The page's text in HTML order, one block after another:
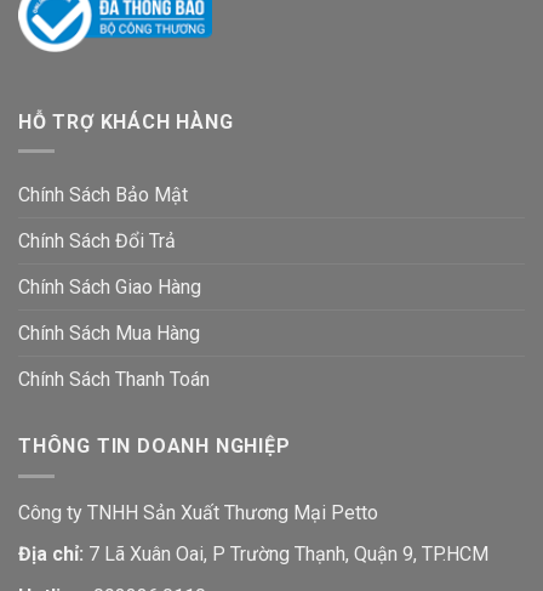
HỖ TRỢ KHÁCH HÀNG
Chính Sách Bảo Mật
Chính Sách Đổi Trả
Chính Sách Giao Hàng
Chính Sách Mua Hàng
Chính Sách Thanh Toán
THÔNG TIN DOANH NGHIỆP
Công ty TNHH Sản Xuất Thương Mại Petto
Địa chỉ: 7 Lã Xuân Oai, P Trường Thạnh, Quận 9, TP.HCM